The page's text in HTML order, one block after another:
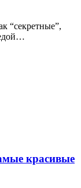
“секретные”,
красивые